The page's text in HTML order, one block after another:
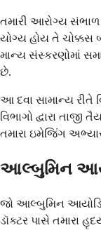
તમારી આરોગ્ય સંભાળ
યોગ્ય હોય તે ચોક્કસ
માન્ય સંસ્કરણોમાં
છે.
આ દવા સામાન્ય રીતે
વિભાગો દ્વારા
તમારા ઇમેજિંગ
આલ્બુમિન
જો આલ્બુમિન
ડૉક્ટર પાસે તમારા